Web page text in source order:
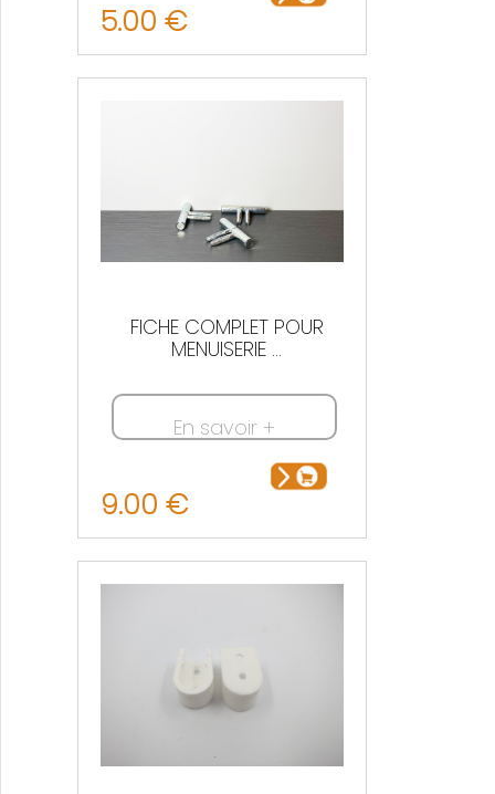
5.00 €
FICHE COMPLET POUR
MENUISERIE ...
En savoir +
9.00 €